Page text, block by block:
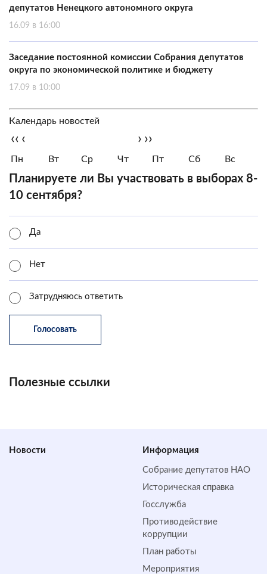
депутатов Ненецкого автономного округа
16.09 в 16:00
Заседание постоянной комиссии Собрания депутатов
округа по экономической политике и бюджету
17.09 в 10:00
Календарь новостей
‹‹ ‹ › ››
Пн Вт Ср Чт Пт Сб Вс
Планируете ли Вы участвовать в выборах 8-
10 сентября?
Да
Нет
Затрудняюсь ответить
Полезные ссылки
Новости Информация
Собрание депутатов НАО
Историческая справка
Госслужба
Противодействие
коррупции
План работы
Мероприятия